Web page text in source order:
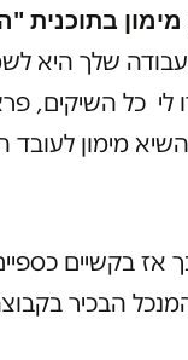
בתוכנית
שלך היא
לי כל השיקים,
מימון לעובד
בקשיים
הבכיר